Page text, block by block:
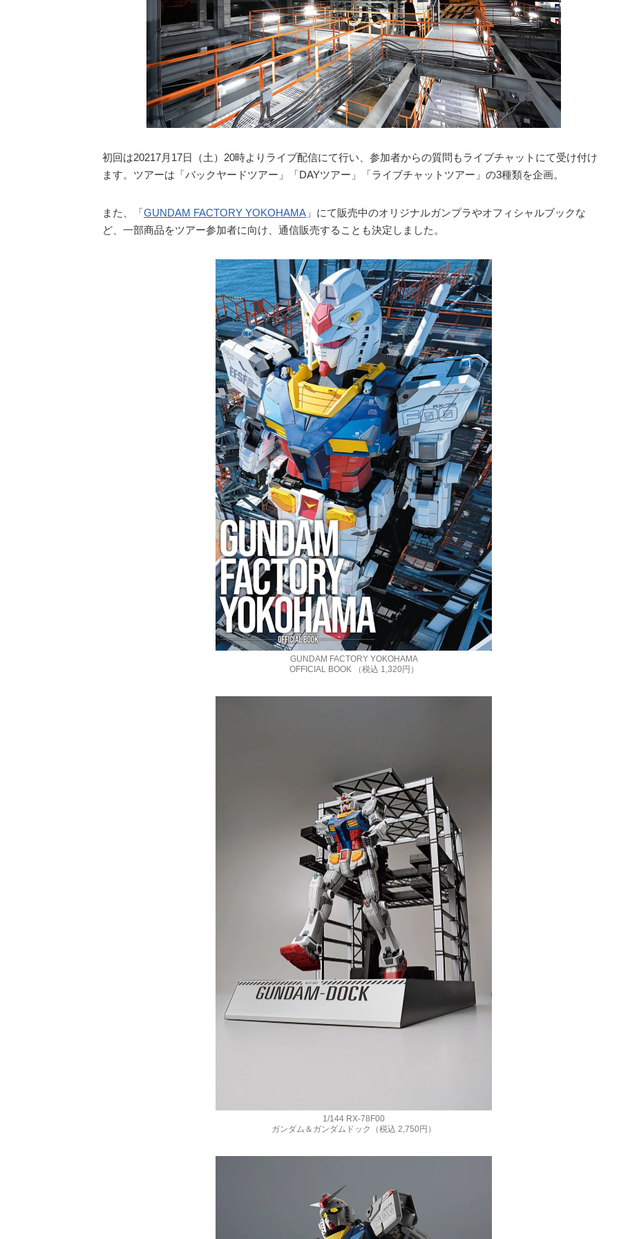
初回は20217月17日（土）20時よりライブ配信にて行い、参加者からの質問もライブチャットにて受け付け
ます。ツアーは「バックヤードツアー」「DAYツアー」「ライブチャットツアー」の3種類を企画。
また、「GUNDAM FACTORY YOKOHAMA 」にて販売中のオリジナルガンプラやオフィシャルブックな
ど、一部商品をツアー参加者に向け、通信販売することも決定しました。
GUNDAM FACTORY YOKOHAMA
OFFICIAL BOOK （税込 1,320円）
1/144 RX-78F00
ガンダム＆ガンダムドック（税込 2,750円）